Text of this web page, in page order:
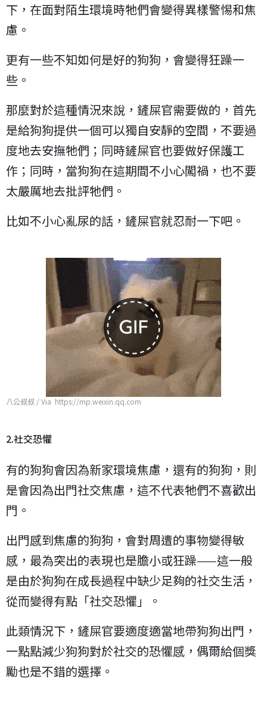
下，在面對陌生環境時牠們會變得異樣警惕和焦
慮。
更有一些不知如何是好的狗狗，會變得狂躁一
些。
那麼對於這種情況來說，鏟屎官需要做的，首先
是給狗狗提供一個可以獨自安靜的空間，不要過
度地去安撫牠們；同時鏟屎官也要做好保護工
作；同時，當狗狗在這期間不小心闖禍，也不要
太嚴厲地去批評牠們。
比如不小心亂尿的話，鏟屎官就忍耐一下吧。
八公叔叔 / Via https://mp.weixin.qq.com
2.社交恐懼
有的狗狗會因為新家環境焦慮，還有的狗狗，則
是會因為出門社交焦慮，這不代表牠們不喜歡出
門。
出門感到焦慮的狗狗，會對周遭的事物變得敏
感，最為突出的表現也是膽小或狂躁——這一般
是由於狗狗在成長過程中缺少足夠的社交生活，
從而變得有點「社交恐懼」。
此類情況下，鏟屎官要適度適當地帶狗狗出門，
一點點減少狗狗對於社交的恐懼感，偶爾給個獎
勵也是不錯的選擇。